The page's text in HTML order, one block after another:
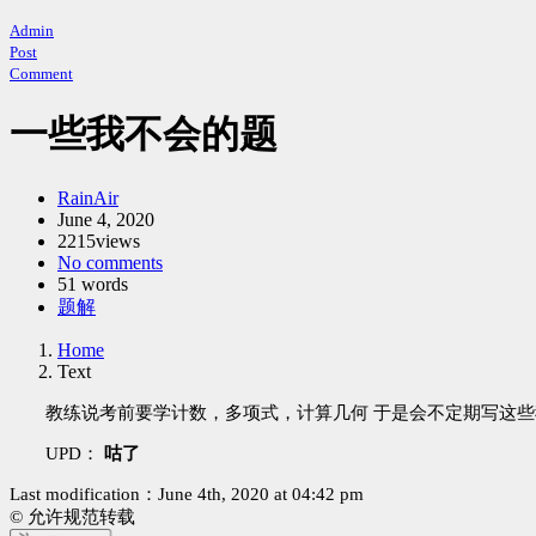
Admin
Post
Comment
一些我不会的题
Author：
RainAir
发
布
时
间：
June 4, 2020
2215views
No comments
51 words
Categories：
题解
Home
Text
教练说考前要学计数，多项式，计算几何 于是会不定期写这些
UPD： 咕了
Last modification：June 4th, 2020 at 04:42 pm
© 允许规范转载